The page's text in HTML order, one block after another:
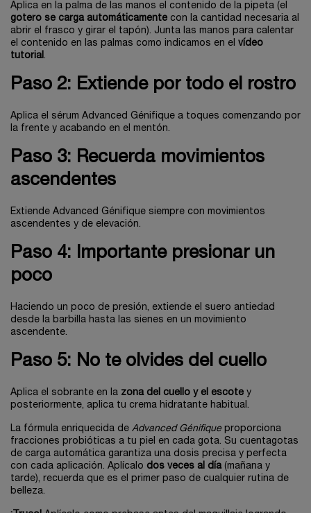
Aplica en la palma de las manos el contenido de la pipeta (el
gotero se carga automáticamente con la cantidad necesaria al
abrir el frasco y girar el tapón). Junta las manos para calentar
el contenido en las palmas como indicamos en el vídeo
tutorial
Paso 2: Extiende por todo el rostro
Aplica el sérum Advanced Génifique a toques comenzando por
la frente y acabando en el mentón.
Paso 3: Recuerda movimientos
ascendentes
Extiende Advanced Génifique siempre con movimientos
ascendentes y de elevación.
Paso 4: Importante presionar un
poco
Haciendo un poco de presión, extiende el suero antiedad
desde la barbilla hasta las sienes en un movimiento
ascendente.
Paso 5: No te olvides del cuello
Aplica el sobrante en la zona del cuello y el escote y
posteriormente, aplica tu crema hidratante habitual.
La fórmula enriquecida de Advanced Génifique proporciona
fracciones probióticas a tu piel en cada gota. Su cuentagotas
de carga automática garantiza una dosis precisa y perfecta
con cada aplicación. Aplícalo dos veces al día (mañana y
tarde), recuerda que es el primer paso de cualquier rutina de
belleza.